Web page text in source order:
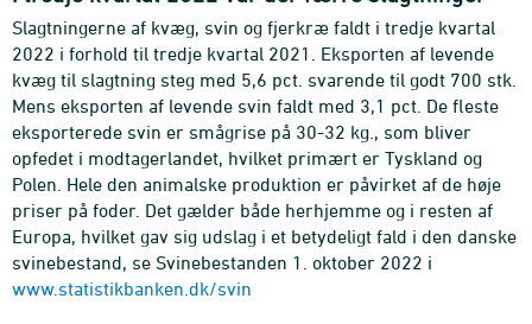
Slagtningerne af kvæg, svin og fjerkræ faldt i tredje kvartal
2022 i forhold til tredje kvartal 2021. Eksporten af levende
kvæg til slagtning steg med 5,6 pct. svarende til godt 700 stk.
Mens eksporten af levende svin faldt med 3,1 pct. De fleste
eksporterede svin er smågrise på 30-32 kg., som bliver
opfedet i modtagerlandet, hvilket primært er Tyskland og
Polen. Hele den animalske produktion er påvirket af de høje
priser på foder. Det gælder både herhjemme og i resten af
Europa, hvilket gav sig udslag i et betydeligt fald i den danske
svinebestand, se Svinebestanden 1. oktober 2022 i
www.statistikbanken.dk/svin